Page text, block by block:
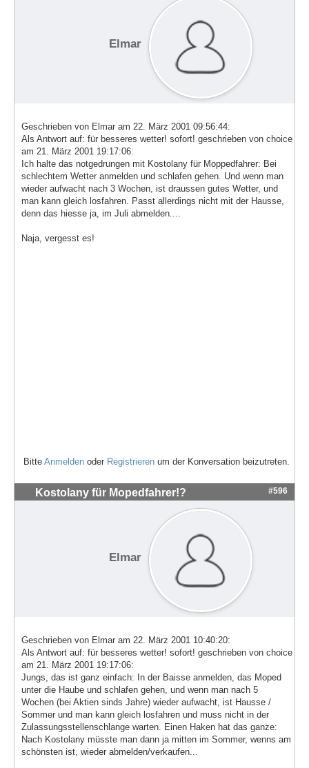
Elmar
Geschrieben von Elmar am 22. März 2001 09:56:44:
Als Antwort auf: für besseres wetter! sofort! geschrieben von choice
am 21. März 2001 19:17:06:
Ich halte das notgedrungen mit Kostolany für Moppedfahrer: Bei
schlechtem Wetter anmelden und schlafen gehen. Und wenn man
wieder aufwacht nach 3 Wochen, ist draussen gutes Wetter, und
man kann gleich losfahren. Passt allerdings nicht mit der Hausse,
denn das hiesse ja, im Juli abmelden....
Naja, vergesst es!
Bitte Anmelden oder Registrieren um der Konversation beizutreten.
Kostolany für Mopedfahrer!? #596
Elmar
Geschrieben von Elmar am 22. März 2001 10:40:20:
Als Antwort auf: für besseres wetter! sofort! geschrieben von choice
am 21. März 2001 19:17:06:
Jungs, das ist ganz einfach: In der Baisse anmelden, das Moped
unter die Haube und schlafen gehen, und wenn man nach 5
Wochen (bei Aktien sinds Jahre) wieder aufwacht, ist Hausse /
Sommer und man kann gleich losfahren und muss nicht in der
Zulassungsstellenschlange warten. Einen Haken hat das ganze:
Nach Kostolany müsste man dann ja mitten im Sommer, wenns am
schönsten ist, wieder abmelden/verkaufen...